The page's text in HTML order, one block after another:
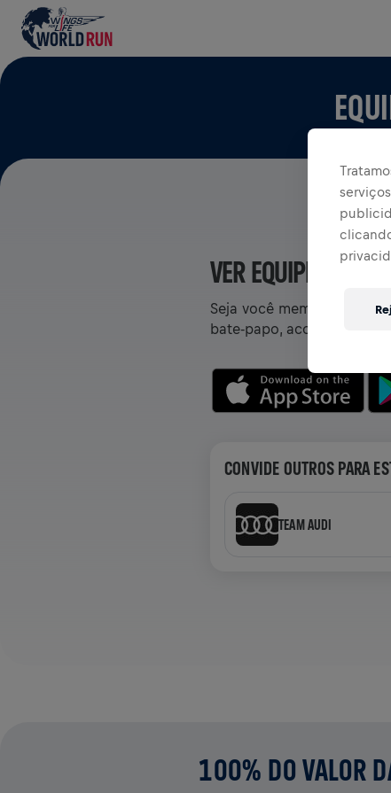
VER EQUIPES NO
Seja você membro de
bate-papo, acompanhe
CONVIDE OUTROS PARA
TEAM AUDI
100% DO VALOR